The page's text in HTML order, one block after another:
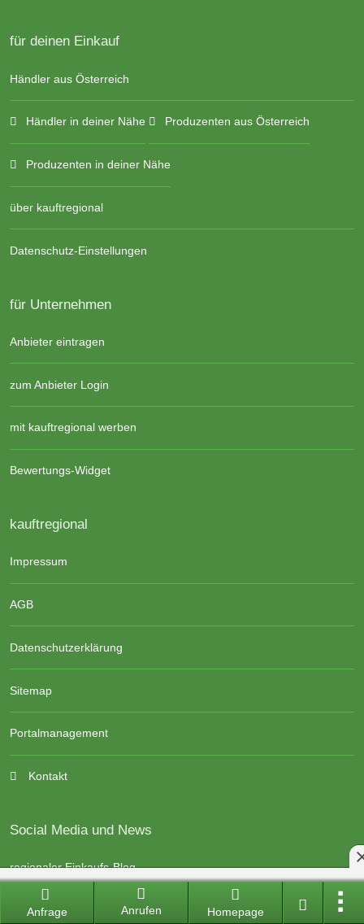
Anfrage Anrufen Homepage
für deinen Einkauf
Händler aus Österreich
Händler in deiner Nähe Produzenten aus Österreich
Produzenten in deiner Nähe
über kauftregional
Datenschutz-Einstellungen
für Unternehmen
Anbieter eintragen
zum Anbieter Login
mit kauftregional werben
Bewertungs-Widget
kauftregional
Impressum
AGB
Datenschutzerklärung
Sitemap
Portalmanagement
Kontakt
Social Media und News
regionaler Einkaufs-Blog
kauftregional Newsletter